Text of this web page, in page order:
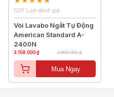
1237 Lượt đánh giá
Vòi Lavabo Ngắt Tự Động
American Standard A-
2400N
3.158.000 ₫ 3.600.000 ₫
Mua Ngay